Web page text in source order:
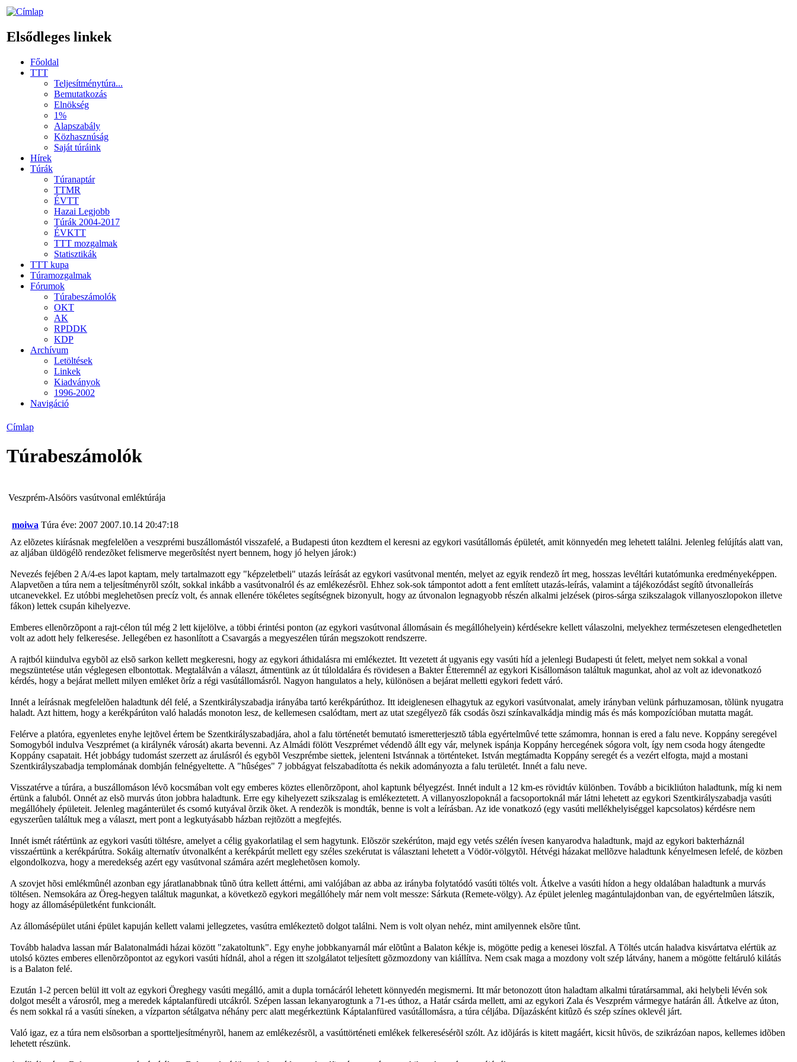
Elsődleges linkek
Főoldal
TTT
Teljesítménytúra...
Bemutatkozás
Elnökség
1%
Alapszabály
Közhasznúság
Saját túráink
Hírek
Túrák
Túranaptár
TTMR
ÉVTT
Hazai Legjobb
Túrák 2004-2017
ÉVKTT
TTT mozgalmak
Statisztikák
TTT kupa
Túramozgalmak
Fórumok
Túrabeszámolók
OKT
AK
RPDDK
KDP
Archívum
Letöltések
Linkek
Kiadványok
1996-2002
Navigáció
Címlap
Túrabeszámolók
Veszprém-Alsóörs vasútvonal emléktúrája
moiwa Túra éve: 2007 2007.10.14 20:47:18
Az elõzetes kiírásnak megfelelõen a veszprémi buszállomástól visszafelé, a Budapesti úton kezdtem el keresni az egykori vasútállomás épületét, amit könnyedén meg lehetett találni. Jelenleg felújítás alatt van,
az aljában üldögélõ rendezõket felismerve megerõsítést nyert bennem, hogy jó helyen járok:)
Nevezés fejében 2 A/4-es lapot kaptam, mely tartalmazott egy "képzeletbeli" utazás leírását az egykori vasútvonal mentén, melyet az egyik rendezõ írt meg, hosszas levéltári kutatómunka eredményeképpen.
Alapvetõen a túra nem a teljesítményrõl szólt, sokkal inkább a vasútvonalról és az emlékezésrõl. Ehhez sok-sok támpontot adott a fent említett utazás-leírás, valamint a tájékozódást segítõ útvonalleírás
utcanevekkel. Ez utóbbi meglehetõsen precíz volt, és annak ellenére tökéletes segítségnek bizonyult, hogy az útvonalon legnagyobb részén alkalmi jelzések (piros-sárga szikszalagok villanyoszlopokon illetve
fákon) lettek csupán kihelyezve.
Emberes ellenõrzõpont a rajt-célon túl még 2 lett kijelölve, a többi érintési ponton (az egykori vasútvonal állomásain és megállóhelyein) kérdésekre kellett válaszolni, melyekhez természetesen elengedhetetlen
volt az adott hely felkeresése. Jellegében ez hasonlított a Csavargás a megyeszélen túrán megszokott rendszerre.
A rajtból kiindulva egybõl az elsõ sarkon kellett megkeresni, hogy az egykori áthidalásra mi emlékeztet. Itt vezetett át ugyanis egy vasúti híd a jelenlegi Budapesti út felett, melyet nem sokkal a vonal
megszüntetése után véglegesen elbontottak. Megtalálván a választ, átmentünk az út túloldalára és rövidesen a Bakter Étteremnél az egykori Kisállomáson találtuk magunkat, ahol az volt az idevonatkozó
kérdés, hogy a bejárat mellett milyen emléket õríz a régi vasútállomásról. Nagyon hangulatos a hely, különösen a bejárat melletti egykori fedett váró.
Innét a leírásnak megfelelõen haladtunk dél felé, a Szentkirályszabadja irányába tartó kerékpárúthoz. Itt ideiglenesen elhagytuk az egykori vasútvonalat, amely irányban velünk párhuzamosan, tõlünk nyugatra
haladt. Azt hittem, hogy a kerékpárúton való haladás monoton lesz, de kellemesen csalódtam, mert az utat szegélyezõ fák csodás õszi színkavalkádja mindig más és más kompozícióban mutatta magát.
Felérve a platóra, egyenletes enyhe lejtõvel értem be Szentkirályszabadjára, ahol a falu történetét bemutató ismeretterjesztõ tábla egyértelmûvé tette számomra, honnan is ered a falu neve. Koppány seregével
Somogyból indulva Veszprémet (a királynék városát) akarta bevenni. Az Almádi fölött Veszprémet védendõ állt egy vár, melynek ispánja Koppány hercegének sógora volt, így nem csoda hogy átengedte
Koppány csapatait. Hét jobbágy tudomást szerzett az árulásról és egybõl Veszprémbe siettek, jelenteni Istvánnak a történteket. István megtámadta Koppány seregét és a vezért elfogta, majd a mostani
Szentkirályszabadja templomának dombján felnégyeltette. A "hûséges" 7 jobbágyat felszabadította és nekik adományozta a falu területét. Innét a falu neve.
Visszatérve a túrára, a buszállomáson lévõ kocsmában volt egy emberes köztes ellenõrzõpont, ahol kaptunk bélyegzést. Innét indult a 12 km-es rövidtáv különben. Tovább a bicikliúton haladtunk, míg ki nem
értünk a faluból. Onnét az elsõ murvás úton jobbra haladtunk. Erre egy kihelyezett szikszalag is emlékeztetett. A villanyoszlopoknál a facsoportoknál már látni lehetett az egykori Szentkirályszabadja vasúti
megállóhely épületeit. Jelenleg magánterület és csomó kutyával õrzik õket. A rendezõk is mondták, benne is volt a leírásban. Az ide vonatkozó (egy vasúti mellékhelyiséggel kapcsolatos) kérdésre nem
egyszerûen találtuk meg a választ, mert pont a legkutyásabb házban rejtõzött a megfejtés.
Innét ismét rátértünk az egykori vasúti töltésre, amelyet a célig gyakorlatilag el sem hagytunk. Elõször szekérúton, majd egy vetés szélén ívesen kanyarodva haladtunk, majd az egykori bakterháznál
visszaértünk a kerékpárútra. Sokáig alternatív útvonalként a kerékpárút mellett egy széles szekérutat is választani lehetett a Vödör-völgytõl. Hétvégi házakat mellõzve haladtunk kényelmesen lefelé, de közben
elgondolkozva, hogy a meredekség azért egy vasútvonal számára azért meglehetõsen komoly.
A szovjet hõsi emlékmûnél azonban egy járatlanabbnak tûnõ útra kellett áttérni, ami valójában az abba az irányba folytatódó vasúti töltés volt. Átkelve a vasúti hídon a hegy oldalában haladtunk a murvás
töltésen. Nemsokára az Öreg-hegyen találtuk magunkat, a következõ egykori megállóhely már nem volt messze: Sárkuta (Remete-völgy). Az épület jelenleg magántulajdonban van, de egyértelmûen látszik,
hogy az állomásépületként funkcionált.
Az állomásépület utáni épület kapuján kellett valami jellegzetes, vasútra emlékeztetõ dolgot találni. Nem is volt olyan nehéz, mint amilyennek elsõre tûnt.
Tovább haladva lassan már Balatonalmádi házai között "zakatoltunk". Egy enyhe jobbkanyarnál már elõtûnt a Balaton kékje is, mögötte pedig a kenesei löszfal. A Töltés utcán haladva kisvártatva elértük az
utolsó köztes emberes ellenõrzõpontot az egykori vasúti hídnál, ahol a régen itt szolgálatot teljesített gõzmozdony van kiállítva. Nem csak maga a mozdony volt szép látvány, hanem a mögötte feltáruló kilátás
is a Balaton felé.
Ezután 1-2 percen belül itt volt az egykori Öreghegy vasúti megálló, amit a dupla tornácáról lehetett könnyedén megismerni. Itt már betonozott úton haladtam alkalmi túratársammal, aki helybeli lévén sok
dolgot mesélt a városról, meg a meredek káptalanfüredi utcákról. Szépen lassan lekanyarogtunk a 71-es úthoz, a Határ csárda mellett, ami az egykori Zala és Veszprém vármegye határán áll. Átkelve az úton,
és nem sokkal rá a vasúti síneken, a vízparton sétálgatva néhány perc alatt megérkeztünk Káptalanfüred vasútállomásra, a túra céljába. Díjazásként kitûzõ és szép színes oklevél járt.
Való igaz, ez a túra nem elsõsorban a sportteljesítményrõl, hanem az emlékezésrõl, a vasúttörténeti emlékek felkeresésérõl szólt. Az idõjárás is kitett magáért, kicsit hûvös, de szikrázóan napos, kellemes idõben
lehetett részünk.